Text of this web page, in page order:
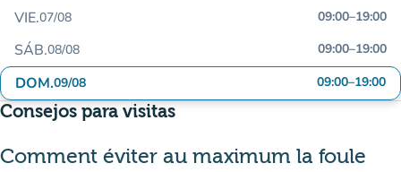
VIE.07/08 09:00–19:00
SÁB.08/08 09:00–19:00
DOM.09/08 09:00–19:00
Consejos para visitas
Comment éviter au maximum la foule